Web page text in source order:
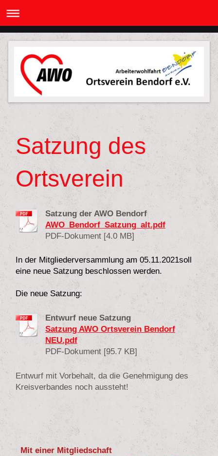
Satzung des
Ortsverein
Satzung der AWO Bendorf
AWO_Bendorf_Satzung_alt.pdf
PDF-Dokument [4.0 MB]
In der Mitgliederversammlung am 05.11.2021soll
eine neue Satzung beschlossen werden.
Die neue Satzung:
Entwurf neue Satzung
Satzung AWO Ortsverein Bendorf
NEU.pdf
PDF-Dokument [95.7 KB]
Entwurf mit Vorbehalt, da die Genehmigung des
Kreisverbandes noch aussteht!
Mit einer Mitgliedschaft